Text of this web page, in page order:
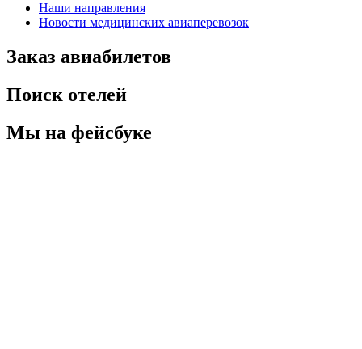
Наши направления
Новости медицинских авиаперевозок
Заказ авиабилетов
Поиск отелей
Мы на фейсбуке